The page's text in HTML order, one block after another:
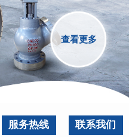
查看更多
服务热线 联系我们